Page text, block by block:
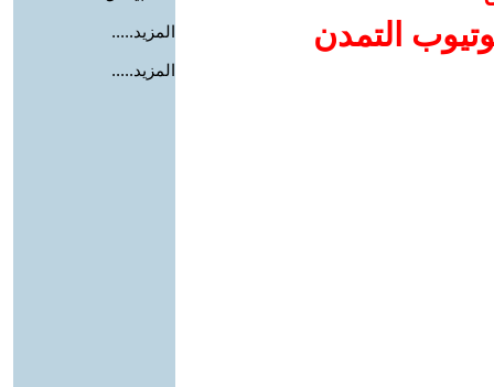
التمدن
المزيد.....
المزيد.....